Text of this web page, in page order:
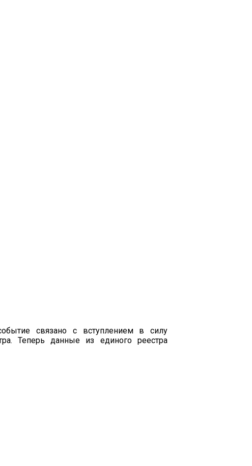
связано с вступлением в силу
Теперь данные из единого реестра